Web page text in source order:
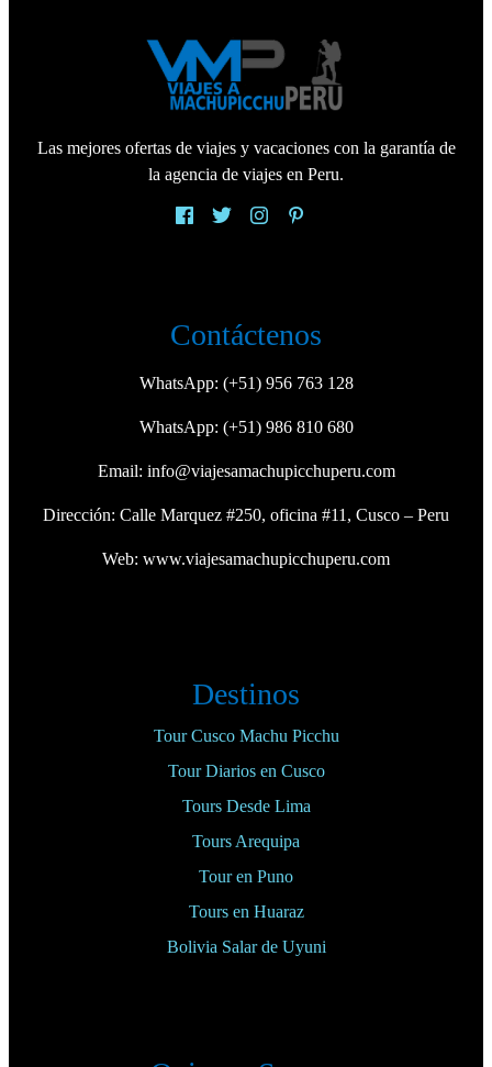
Las mejores ofertas de viajes y vacaciones con la garantía de
la agencia de viajes en Peru.
Contáctenos
WhatsApp: (+51) 956 763 128
WhatsApp: (+51) 986 810 680
Email: info@viajesamachupicchuperu.com
Dirección: Calle Marquez #250, oficina #11, Cusco – Peru
Web: www.viajesamachupicchuperu.com
Destinos
Tour Cusco Machu Picchu
Tour Diarios en Cusco
Tours Desde Lima
Tours Arequipa
Tour en Puno
Tours en Huaraz
Bolivia Salar de Uyuni